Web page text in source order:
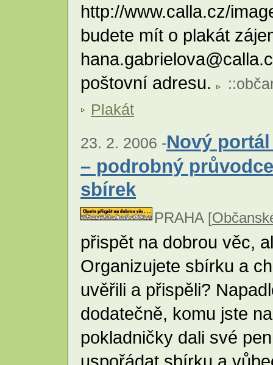
http://www.calla.cz/
budete mít o plakát
poštovní adresu.
::
Plakát
23. 2. 2006 -Nový
– podrobný
sbírek
PRAHA [
přispět na dobrou věc,
Organizujete sbírku a
uvěřili a přispěli?
dodatečně, komu jste
pokladničky dali své
uspořádat sbírku a